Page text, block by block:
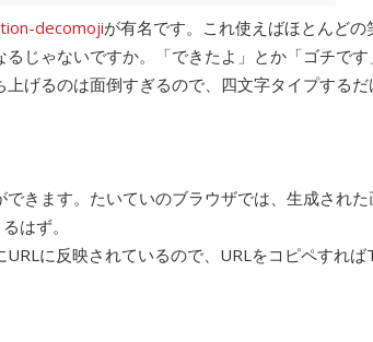
decomojiが有名です。これ使えばほとんどの
じゃないですか。「できたよ」とか「ゴチです
げるのは面倒すぎるので、四文字タイプするだ
きます。たいていのブラウザでは、生成され
はず。
URLに反映されているので、URLをコピペすれ